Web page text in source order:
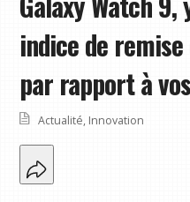
indice de
par rapport à
Actualité, Innovation